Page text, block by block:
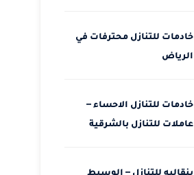
خادمات للتنازل محترفات في
الرياض
خادمات للتنازل الاحساء –
عاملات للتنازل بالشرقية
بنقاليه للتنازل – الوسيط